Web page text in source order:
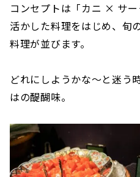
コンセプトは「カニ × サ
活かした料理をはじめ、旬
料理が並びます。
どれにしようかな〜と迷う
はの醍醐味。